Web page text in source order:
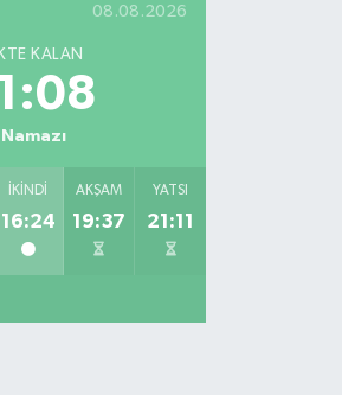
08.08.2026
KALAN
İKINDI
16:24
AKŞAM
19:37
YATSI
21:11